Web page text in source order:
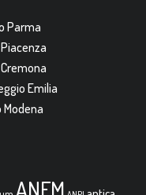
Parma
Emilia
ANFM